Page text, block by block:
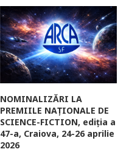
NOMINALIZĂRI LA
PREMIILE NAȚIONALE DE
SCIENCE-FICTION, ediția a
47-a, Craiova, 24-26 aprilie
2026